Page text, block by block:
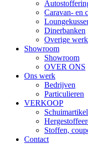
Caravan- en
Dinerbanken
Overige
Showroom
Showroom
OVER ONS
Ons werk
Bedrijven
Particulieren
VERKOOP
Stoffen,
Contact